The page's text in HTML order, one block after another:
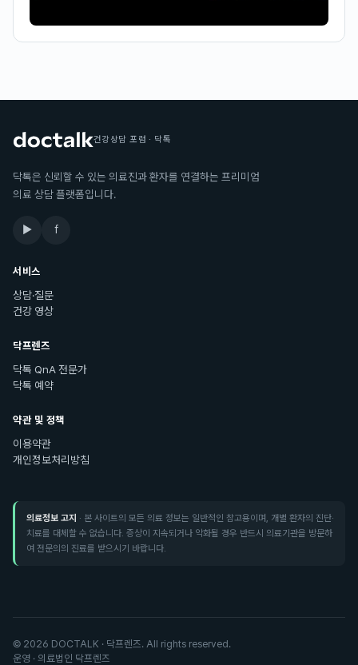
건강상담 포럼 · 닥톡
닥톡은 신뢰할 수 있는 의료진과 환자를 연결하는 프리미엄
의료 상담 플랫폼입니다.
▶ f
서비스
상담·질문
건강 영상
닥프렌즈
닥톡 QnA 전문가
닥톡 예약
약관 및 정책
이용약관
개인정보처리방침
의료정보 고지 · 본 사이트의 모든 의료 정보는 일반적인 참고용이며, 개별 환자의 진단·
치료를 대체할 수 없습니다. 증상이 지속되거나 악화될 경우 반드시 의료기관을 방문하
여 전문의의 진료를 받으시기 바랍니다.
© 2026 DOCTALK · 닥프렌즈. All rights reserved.
운영 · 의료법인 닥프렌즈